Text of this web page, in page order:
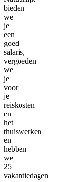
bieden
we
je
een
goed
salaris,
vergoeden
we
je
voor
je
reiskosten
en
het
thuiswerken
en
hebben
we
25
vakantiedagen